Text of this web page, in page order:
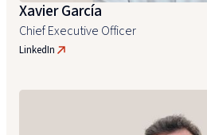
Xavier García
Chief Executive Officer
LinkedIn